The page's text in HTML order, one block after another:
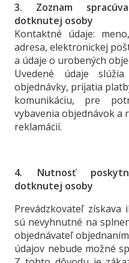
3. Zoznam
dotknutej osoby
Kontaktné údaje:
adresa, elektronickej
a údaje o urobených
Uvedené údaje
objednávky, prijatia
komunikáciu, pre
vybavenia objednávok a
reklamácií.
4. Nutnosť
dotknutej osoby
Prevádzkovateľ
sú nevyhnutné na
objednávateľ
údajov nebude možné